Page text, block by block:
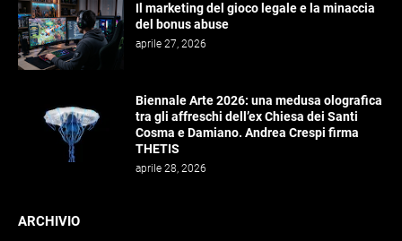
Il marketing del gioco legale e la minaccia
del bonus abuse
aprile 27, 2026
Biennale Arte 2026: una medusa olografica
tra gli affreschi dell’ex Chiesa dei Santi
Cosma e Damiano. Andrea Crespi firma
THETIS
aprile 28, 2026
ARCHIVIO